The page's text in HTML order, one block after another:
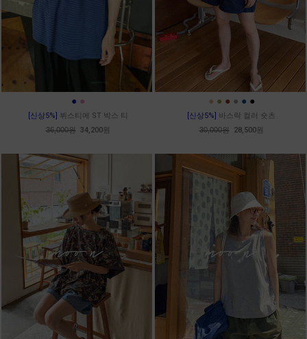
● ●
[신상5%] 뷔스티에 ST 박스 티
36,000원 34,200원
● ● ● ● ● ●
[신상5%] 바스락 컬러 숏츠
30,000원 28,500원